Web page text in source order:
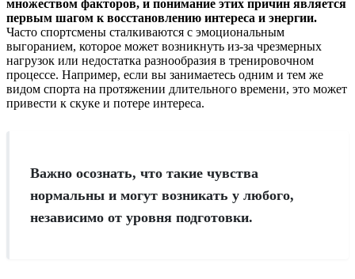
множеством факторов, и понимание этих причин является
первым шагом к восстановлению интереса и энергии.
Часто спортсмены сталкиваются с эмоциональным
выгоранием, которое может возникнуть из-за чрезмерных
нагрузок или недостатка разнообразия в тренировочном
процессе. Например, если вы занимаетесь одним и тем же
видом спорта на протяжении длительного времени, это может
привести к скуке и потере интереса.
Важно осознать, что такие чувства
нормальны и могут возникать у любого,
независимо от уровня подготовки.